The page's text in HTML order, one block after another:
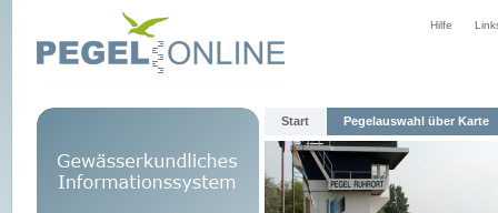
Hilfe
Start Pegelauswahl über Karte